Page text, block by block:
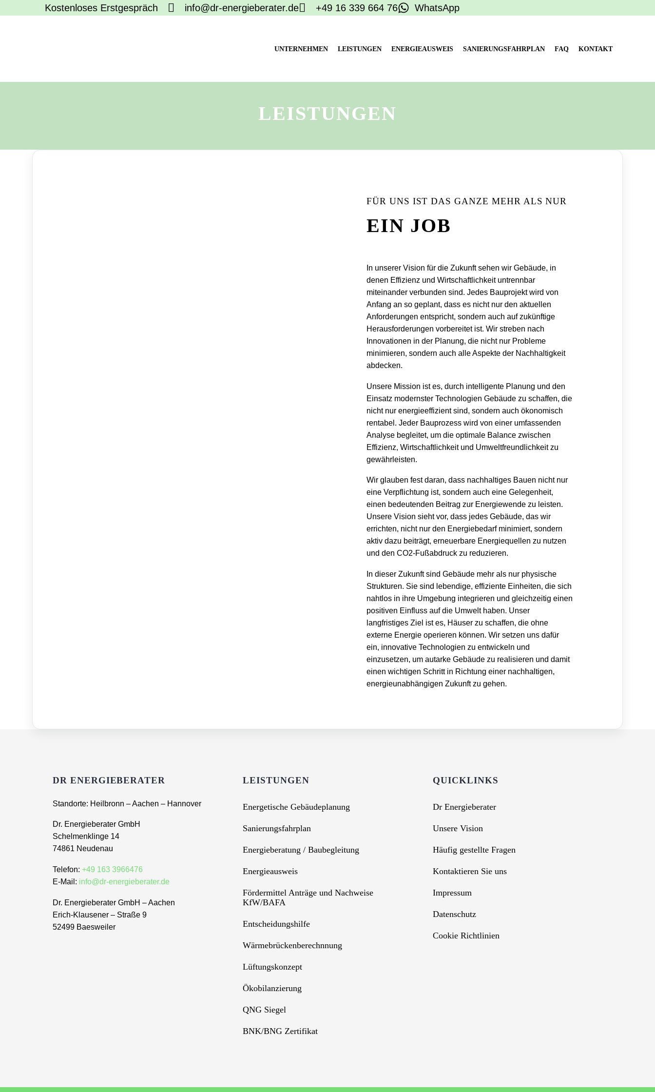
Kostenloses Erstgespräch info@dr-energieberater.de +49 16 339 664 76 WhatsApp
UNTERNEHMEN LEISTUNGEN ENERGIEAUSWEIS SANIERUNGSFAHRPLAN FAQ KONTAKT
LEISTUNGEN
FÜR UNS IST DAS GANZE MEHR ALS NUR
EIN JOB
In unserer Vision für die Zukunft sehen wir Gebäude, in
denen Effizienz und Wirtschaftlichkeit untrennbar
miteinander verbunden sind. Jedes Bauprojekt wird von
Anfang an so geplant, dass es nicht nur den aktuellen
Anforderungen entspricht, sondern auch auf zukünftige
Herausforderungen vorbereitet ist. Wir streben nach
Innovationen in der Planung, die nicht nur Probleme
minimieren, sondern auch alle Aspekte der Nachhaltigkeit
abdecken.
Unsere Mission ist es, durch intelligente Planung und den
Einsatz modernster Technologien Gebäude zu schaffen, die
nicht nur energieeffizient sind, sondern auch ökonomisch
rentabel. Jeder Bauprozess wird von einer umfassenden
Analyse begleitet, um die optimale Balance zwischen
Effizienz, Wirtschaftlichkeit und Umweltfreundlichkeit zu
gewährleisten.
Wir glauben fest daran, dass nachhaltiges Bauen nicht nur
eine Verpflichtung ist, sondern auch eine Gelegenheit,
einen bedeutenden Beitrag zur Energiewende zu leisten.
Unsere Vision sieht vor, dass jedes Gebäude, das wir
errichten, nicht nur den Energiebedarf minimiert, sondern
aktiv dazu beiträgt, erneuerbare Energiequellen zu nutzen
und den CO2-Fußabdruck zu reduzieren.
In dieser Zukunft sind Gebäude mehr als nur physische
Strukturen. Sie sind lebendige, effiziente Einheiten, die sich
nahtlos in ihre Umgebung integrieren und gleichzeitig einen
positiven Einfluss auf die Umwelt haben. Unser
langfristiges Ziel ist es, Häuser zu schaffen, die ohne
externe Energie operieren können. Wir setzen uns dafür
ein, innovative Technologien zu entwickeln und
einzusetzen, um autarke Gebäude zu realisieren und damit
einen wichtigen Schritt in Richtung einer nachhaltigen,
energieunabhängigen Zukunft zu gehen.
DR ENERGIEBERATER
Standorte: Heilbronn – Aachen – Hannover
Dr. Energieberater GmbH
Schelmenklinge 14
74861 Neudenau
Telefon: +49 163 3966476
E-Mail: info@dr-energieberater.de
Dr. Energieberater GmbH – Aachen
Erich-Klausener – Straße 9
52499 Baesweiler
LEISTUNGEN
Energetische Gebäudeplanung
Sanierungsfahrplan
Energieberatung / Baubegleitung
Energieausweis
Fördermittel Anträge und Nachweise
KfW/BAFA
Entscheidungshilfe
Wärmebrückenberechnnung
Lüftungskonzept
Ökobilanzierung
QNG Siegel
BNK/BNG Zertifikat
QUICKLINKS
Dr Energieberater
Unsere Vision
Häufig gestellte Fragen
Kontaktieren Sie uns
Impressum
Datenschutz
Cookie Richtlinien